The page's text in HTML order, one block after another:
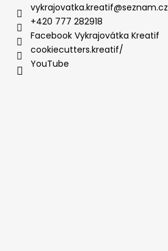
vykrajovatka.kreatif@seznam.cz
+420 777 282918
Facebook Vykrajovátka Kreatif
cookiecutters.kreatif/
YouTube